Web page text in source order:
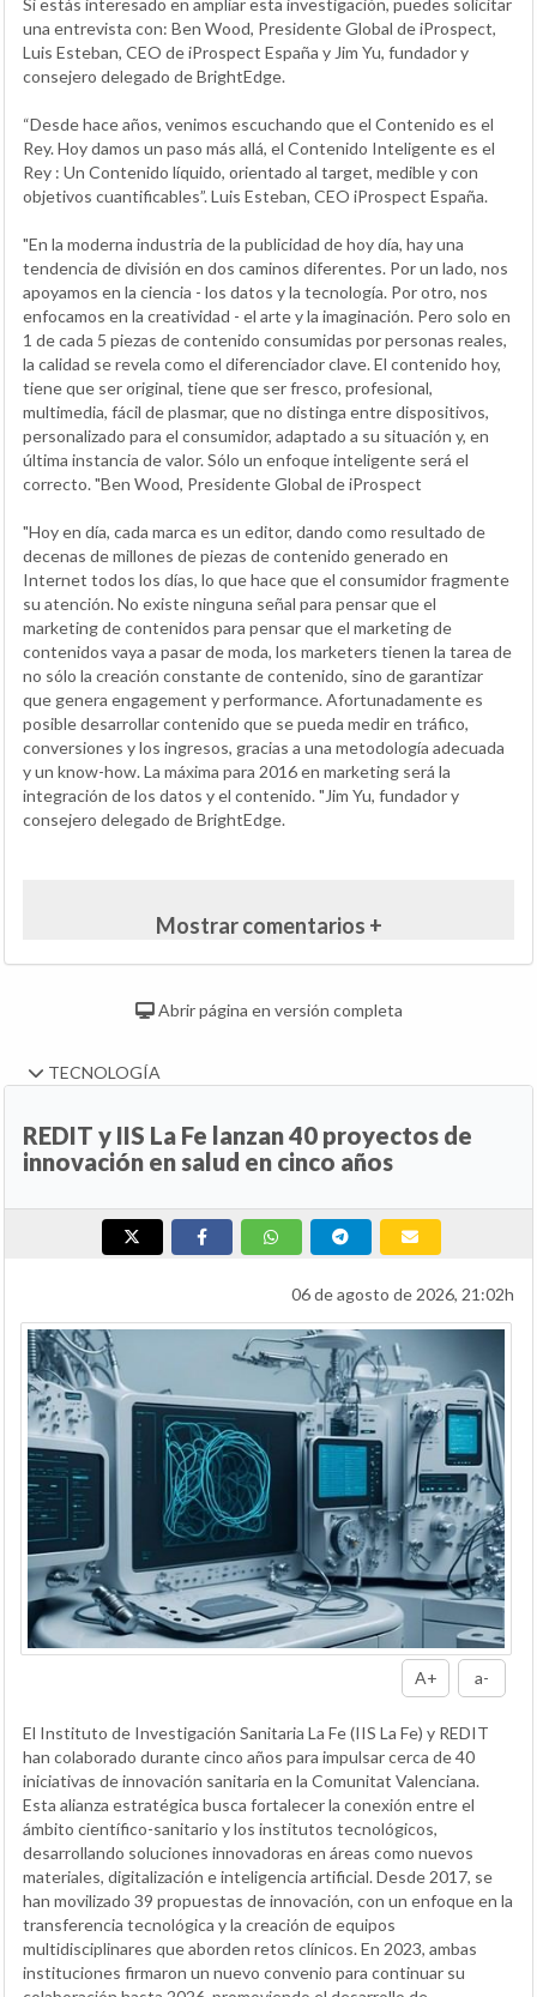
Si estás interesado en ampliar esta investigación, puedes solicitar
una entrevista con: Ben Wood, Presidente Global de iProspect,
Luis Esteban, CEO de iProspect España y Jim Yu, fundador y
consejero delegado de BrightEdge.
“Desde hace años, venimos escuchando que el Contenido es el
Rey. Hoy damos un paso más allá, el Contenido Inteligente es el
Rey : Un Contenido líquido, orientado al target, medible y con
objetivos cuantificables”. Luis Esteban, CEO iProspect España.
"En la moderna industria de la publicidad de hoy día, hay una
tendencia de división en dos caminos diferentes. Por un lado, nos
apoyamos en la ciencia - los datos y la tecnología. Por otro, nos
enfocamos en la creatividad - el arte y la imaginación. Pero solo en
1 de cada 5 piezas de contenido consumidas por personas reales,
la calidad se revela como el diferenciador clave. El contenido hoy,
tiene que ser original, tiene que ser fresco, profesional,
multimedia, fácil de plasmar, que no distinga entre dispositivos,
personalizado para el consumidor, adaptado a su situación y, en
última instancia de valor. Sólo un enfoque inteligente será el
correcto. "Ben Wood, Presidente Global de iProspect
"Hoy en día, cada marca es un editor, dando como resultado de
decenas de millones de piezas de contenido generado en
Internet todos los días, lo que hace que el consumidor fragmente
su atención. No existe ninguna señal para pensar que el
marketing de contenidos para pensar que el marketing de
contenidos vaya a pasar de moda, los marketers tienen la tarea de
no sólo la creación constante de contenido, sino de garantizar
que genera engagement y performance. Afortunadamente es
posible desarrollar contenido que se pueda medir en tráfico,
conversiones y los ingresos, gracias a una metodología adecuada
y un know-how. La máxima para 2016 en marketing será la
integración de los datos y el contenido. "Jim Yu, fundador y
consejero delegado de BrightEdge.
Mostrar comentarios +
Abrir página en versión completa
TECNOLOGÍA
REDIT y IIS La Fe lanzan 40 proyectos de
innovación en salud en cinco años
06 de agosto de 2026, 21:02h
A+ a-
El Instituto de Investigación Sanitaria La Fe (IIS La Fe) y REDIT
han colaborado durante cinco años para impulsar cerca de 40
iniciativas de innovación sanitaria en la Comunitat Valenciana.
Esta alianza estratégica busca fortalecer la conexión entre el
ámbito científico-sanitario y los institutos tecnológicos,
desarrollando soluciones innovadoras en áreas como nuevos
materiales, digitalización e inteligencia artificial. Desde 2017, se
han movilizado 39 propuestas de innovación, con un enfoque en la
transferencia tecnológica y la creación de equipos
multidisciplinares que aborden retos clínicos. En 2023, ambas
instituciones firmaron un nuevo convenio para continuar su